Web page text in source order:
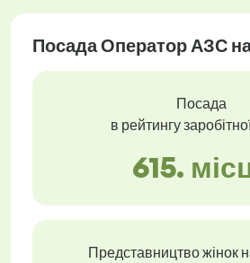
Посада Оператор АЗС
Посада
в рейтингу
615.
Представництво жінок